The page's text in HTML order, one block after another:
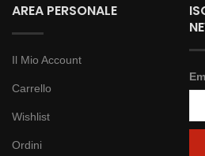
AREA PERSONALE
Il Mio Account
Carrello
Wishlist
Ordini